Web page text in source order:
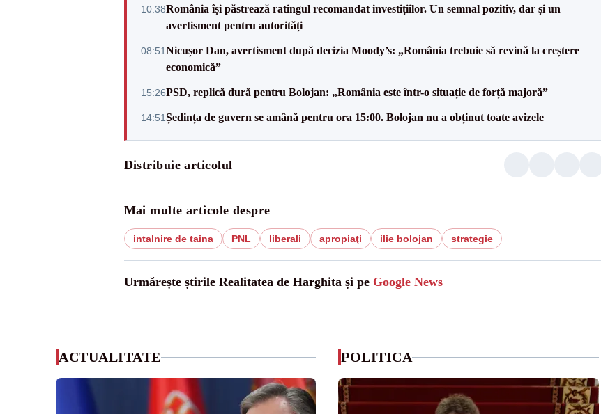
10:38România își păstrează ratingul recomandat investițiilor. Un semnal pozitiv, dar și un
avertisment pentru autorități
08:51Nicușor Dan, avertisment după decizia Moody’s: „România trebuie să revină la creștere
economică”
15:26PSD, replică dură pentru Bolojan: „România este într-o situație de forță majoră”
14:51Ședința de guvern se amână pentru ora 15:00. Bolojan nu a obținut toate avizele
Distribuie articolul
Mai multe articole despre
intalnire de taina PNL liberali apropiaţi ilie bolojan strategie
Urmărește știrile Realitatea de Harghita și pe Google News
ACTUALITATE POLITICA